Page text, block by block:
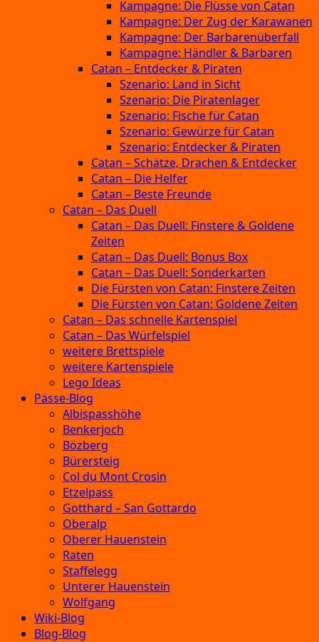
Kampagne: Die Flüsse von Catan
Kampagne: Der Zug der Karawanen
Kampagne: Der Barbarenüberfall
Kampagne: Händler & Barbaren
Catan – Entdecker & Piraten
Szenario: Land in Sicht
Szenario: Die Piratenlager
Szenario: Fische für Catan
Szenario: Gewürze für Catan
Szenario: Entdecker & Piraten
Catan – Schätze, Drachen & Entdecker
Catan – Die Helfer
Catan – Beste Freunde
Catan – Das Duell
Catan – Das Duell: Finstere & Goldene
Zeiten
Catan – Das Duell: Bonus Box
Catan – Das Duell: Sonderkarten
Die Fürsten von Catan: Finstere Zeiten
Die Fürsten von Catan: Goldene Zeiten
Catan – Das schnelle Kartenspiel
Catan – Das Würfelspiel
weitere Brettspiele
weitere Kartenspiele
Lego Ideas
Pässe-Blog
Albispasshöhe
Benkerjoch
Bözberg
Bürersteig
Col du Mont Crosin
Etzelpass
Gotthard – San Gottardo
Oberalp
Oberer Hauenstein
Raten
Staffelegg
Unterer Hauenstein
Wolfgang
Wiki-Blog
Blog-Blog